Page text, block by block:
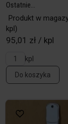
Ostatnie...
Produkt w
kpl)
95,01 zł / kpl
kpl
Do koszyka